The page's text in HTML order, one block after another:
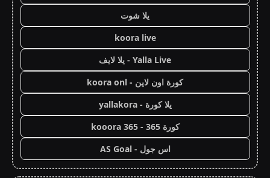
يلا شوت
koora live
Yalla Live - يلا لايف
كورة اون لاين - koora onl
يلا كورة - yallakora
كورة 365 - kooora 365
اس جول - AS Goal